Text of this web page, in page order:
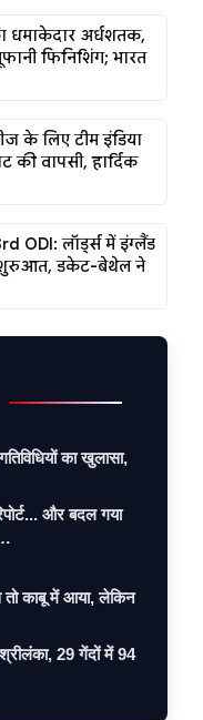
धमाकेदार अर्धशतक,
फिनिशिंग; भारत
के लिए टीम इंडिया
की वापसी, हार्दिक
ODI: लॉर्ड्स में इंग्लैंड
शुरुआत, डकेट-बेथेल ने
का खुलासा,
और बदल गया
तो काबू में आया, लेकिन
29 गेंदों में 94